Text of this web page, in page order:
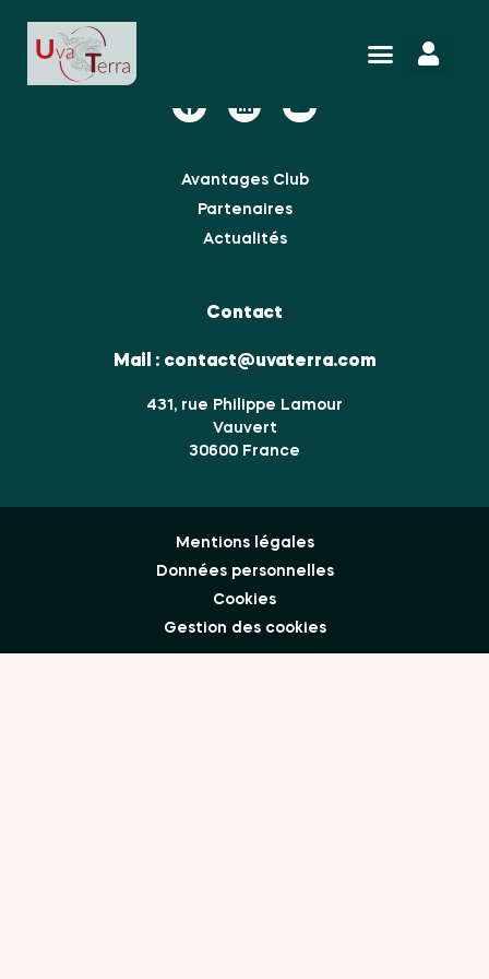
Avantages Club
Partenaires
Actualités
Contact
Mail : contact@uvaterra.com
431, rue Philippe Lamour
Vauvert
30600 France
Mentions légales
Données personnelles
Cookies
Gestion des cookies